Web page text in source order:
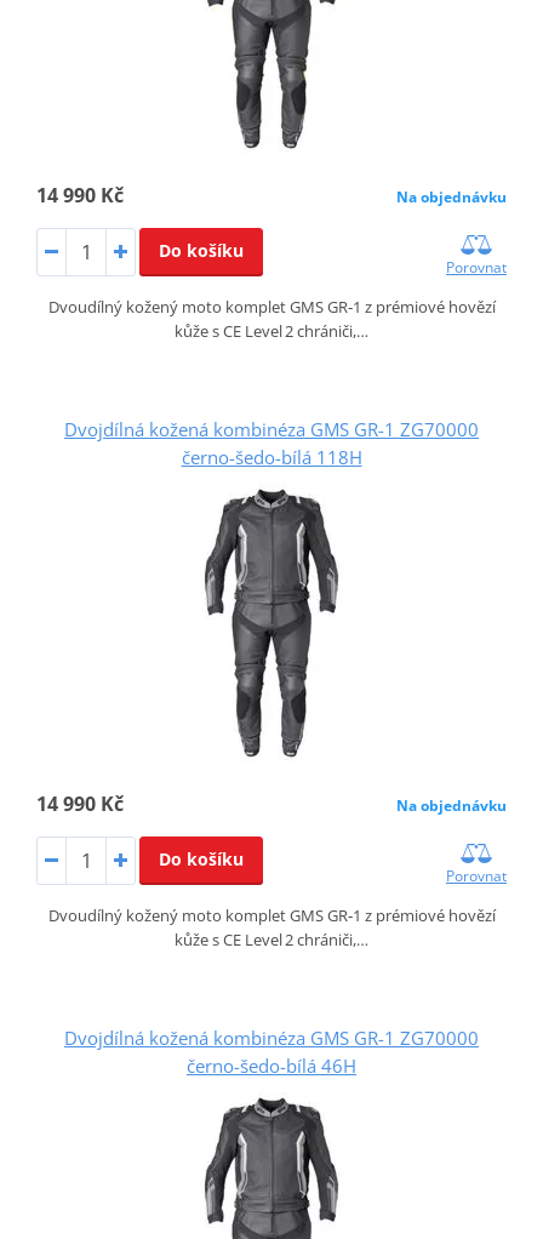
14 990 Kč Na objednávku
Do košíku
Porovnat
Dvoudílný kožený moto komplet GMS GR‑1 z prémiové hovězí
kůže s CE Level 2 chrániči,…
Dvojdílná kožená kombinéza GMS GR-1 ZG70000
černo-šedo-bílá 118H
14 990 Kč Na objednávku
Do košíku
Porovnat
Dvoudílný kožený moto komplet GMS GR‑1 z prémiové hovězí
kůže s CE Level 2 chrániči,…
Dvojdílná kožená kombinéza GMS GR-1 ZG70000
černo-šedo-bílá 46H